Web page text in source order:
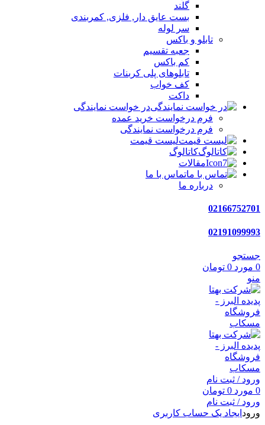
گلند
بست عایق دار, فلزی, کمربندی
سر لوله
تابلو و باکس
جعبه تقسیم
کم باکس
تابلوهای پلی کربنات
کف خواب
داکت
در خواست نمایندگی
فرم درخواست خرید عمده
فرم درخواست نمایندگی
لیست قیمت
کاتالوگ
مقالات
تماس با ما
درباره ما
02166752701
02191099993
جستجو
0 مورد 0 تومان
منو
ورود / ثبت نام
0 مورد 0 تومان
ورود / ثبت نام
ورود ایجاد یک حساب کاربری